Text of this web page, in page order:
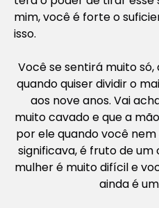
mim, você é forte o
isso.
Você se sentirá muito
quando quiser dividir o
aos nove anos. Vai
muito cavado e que a
por ele quando você
significava, é fruto de
mulher é muito difícil e
ainda é